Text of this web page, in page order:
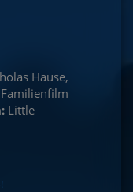
Hause,
Little